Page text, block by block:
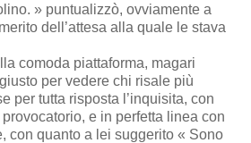
» puntualizzò, ovviamente a
dell’attesa alla quale le stava
comoda piattaforma, magari
per vedere chi risale più
per tutta risposta l’inquisita, con
e in perfetta linea con
con quanto a lei suggerito « Sono